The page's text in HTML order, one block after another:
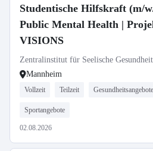
Studentische Hilfskraft (m/
Public Mental Health |
VISIONS
Zentralinstitut für Seelische Gesundheit
Mannheim
Vollzeit Teilzeit Gesundheitsangebote
Sportangebote
02.08.2026